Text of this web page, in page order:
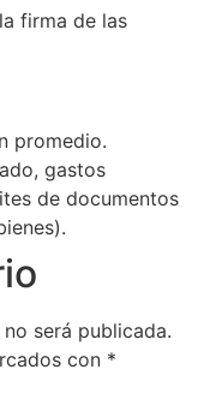
firma de las
promedio.
gastos
de documentos
será publicada.
con *